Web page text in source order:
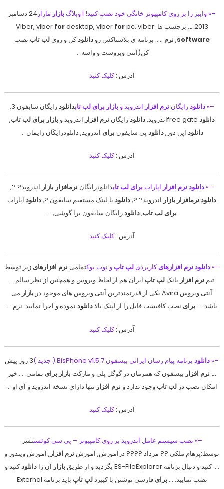
–» وایبر را بر روی کامپیوتر خانگی خود نصب کنید! | وبلاگ بازار مازار
24 دسامبر
2013
… برچسب ها :Viber, viber fordesktop, viber forpc, viber
software
, نرم ….. برنامه ی بلاستاکس رودانلودکن و رویلب تاب نصب
کن(آنتی ویروست و واسه …
آدرس :کلیک کنید
–»دانلودرایگان نرم افزار اندروید و بازار برای لب تابدانلودرایگان سایفون 3,
دانلود
دانلودرایگان نرم افزار اندروید و بازار برای لب تاب,
دانلود اپن دور,دانلود پی سایفون برای اندروید, دانلودرایکَان زایمان …
آدرس :کلیک کنید
–»دانلود نرم افزار اپارات برای لب تابدانلودرایگان نرمافزار بازار اندروید? ?,
دانلود نرمافزار بازار اندروید? ?,دانلود با لینک مستقیم سایفون ?,دانلود اپارات
برای لب تاب,دانلودرایگان سایفون برا گوشی, …
آدرس :کلیک کنید
–»دانلود نرم افزارهایکاربردیلپ تاپو نوت بوکتمامی نرم افزارهای زیر توسط
تیم نرم افزار بانک لپ تاپ ایران هم از لحاظ ویروس و همچنین از نظر سالم …
آنتی ویروس Avira یکی از قدرتمندترین آنتی ویروس های موجود در
بازار می
باشد. … برای نصب کافیست فایل را از لینک بالادانلود نموده و اجرا نمایید. نرم …
آدرس :کلیک کنید
–»دانلود برنامه پیام رسان ایرانی بیسفون BisPhone v1.5.7 ( جدید )
3 روز پیش
… نرم افزار بیسفون که همزمان در گوگل پلی و مارکت بازار برای تمامی …. خیر
امکان نصب در لب تابوجود ندارد و نرم افزار تنها دارای نسخه اندروید و آی او …
آدرس :کلیک کنید
–» نصب سیستم عامل آندروید بر روی کامپیوتر – پی سی کوئستنشر
توسط:پرهام ملکی ?? مرداد ???? درآموزش, آموزش نرم افزار, آموزش ویندوز و
…. کنید و دنبال برنامه ES-FileExplorer بگردید و از طریق
بازار آن رادانلودکنید و
نصب نمایید. … برای فارسی نوشتن با کیبردلپ تاپ
باید برنامه External